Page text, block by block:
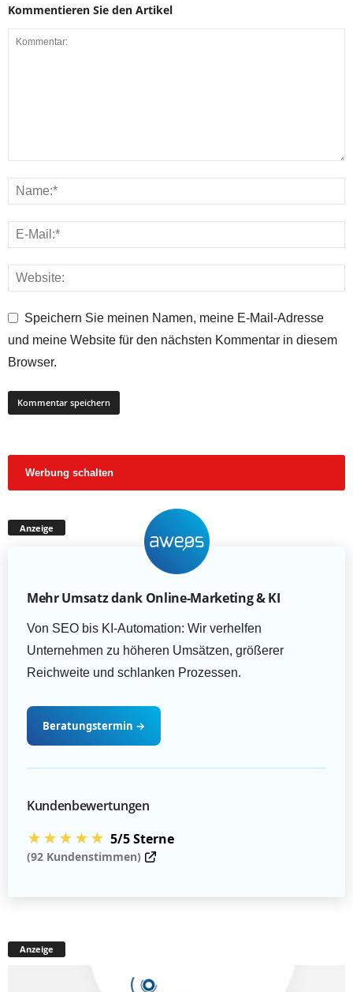
Kommentieren Sie den Artikel
Speichern Sie meinen Namen, meine E-Mail-Adresse
und meine Website für den nächsten Kommentar in diesem
Browser.
Werbung schalten
Anzeige
Mehr Umsatz dank Online-Marketing & KI
Von SEO bis KI-Automation: Wir verhelfen
Unternehmen zu höheren Umsätzen, größerer
Reichweite und schlanken Prozessen.
Beratungstermin →
Kundenbewertungen
★★★★★ 5/5 Sterne
(92 Kundenstimmen)
Anzeige